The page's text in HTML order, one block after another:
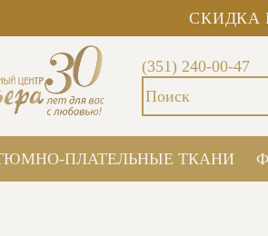
СКИДКА
(351) 240-00-47
ПЛАТЕЛЬНЫЕ ТКАНИ